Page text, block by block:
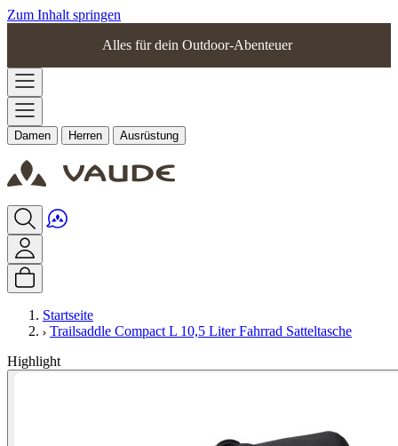
Zum Inhalt springen
Alles für dein Outdoor-Abenteuer
Damen Herren Ausrüstung
Startseite
Trailsaddle Compact L 10,5 Liter Fahrrad Satteltasche
Highlight